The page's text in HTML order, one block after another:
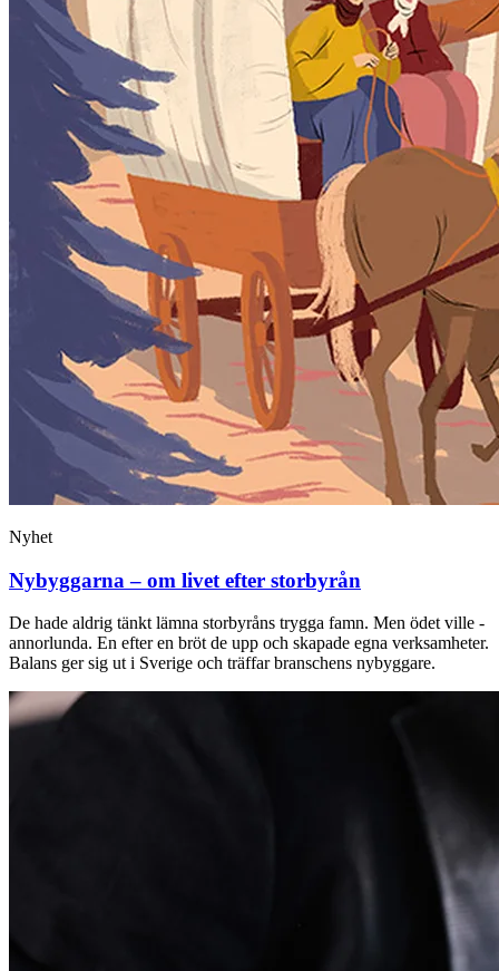
Nyhet
Nybyggarna – om livet efter storbyrån
De hade aldrig tänkt lämna storbyråns trygga famn. Men ödet ville ­
annorlunda. En efter en bröt de upp och ­skapade egna verksamheter.
Balans ger sig ut i Sverige och träffar branschens ­nybyggare.